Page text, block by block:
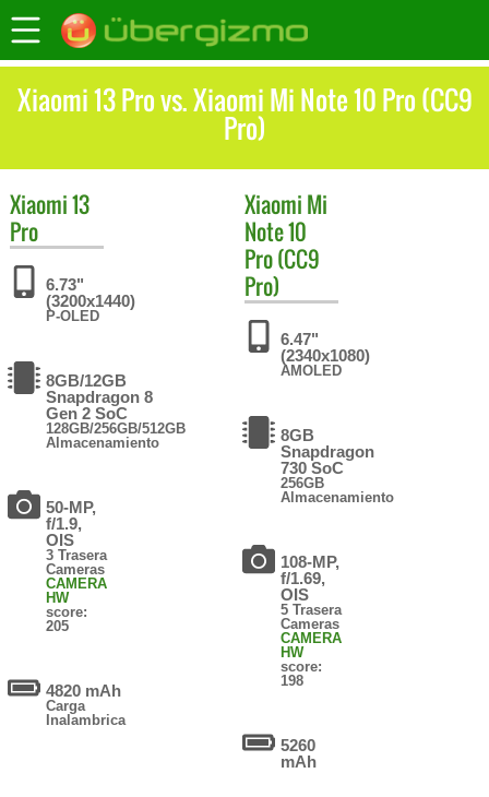
Xiaomi 13 Pro vs. Xiaomi Mi Note 10 Pro (CC9
Pro)
Xiaomi13
Pro
6.73"
(3200x1440)
P-OLED
8GB/12GB
Snapdragon 8
Gen 2 SoC
128GB/256GB/512GB
Almacenamiento
50-MP,
f/1.9,
OIS
3 Trasera
Cameras
CAMERA
HW
score:
205
4820 mAh
Carga
Inalambrica
Xiaomi Mi
Note 10
Pro (CC9
Pro)
6.47"
(2340x1080)
AMOLED
8GB
Snapdragon
730 SoC
256GB
Almacenamiento
108-MP,
f/1.69,
OIS
5 Trasera
Cameras
CAMERA
HW
score:
198
5260
mAh